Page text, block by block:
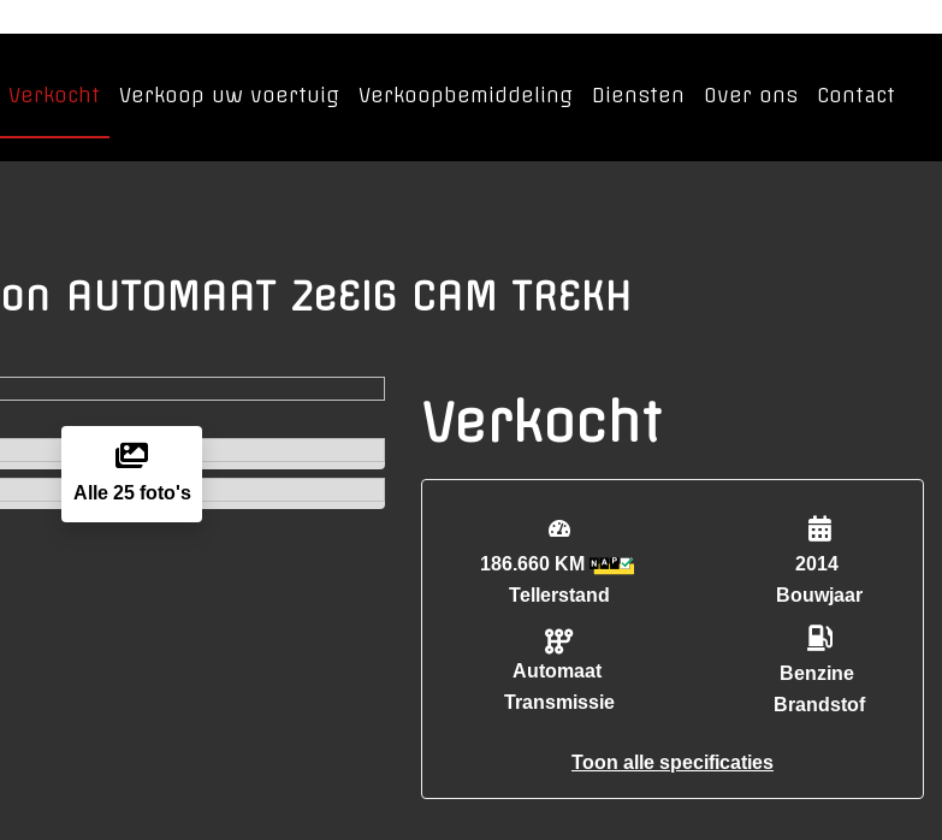
Verkocht Verkoop uw voertuig Verkoopbemiddeling Diensten Over ons Contact
2eEIG CAM TREKH
Alle 25 foto's
Verkocht
186.660 KM
Tellerstand
Automaat
Transmissie
2014
Bouwjaar
Benzine
Brandstof
Toon alle specificaties